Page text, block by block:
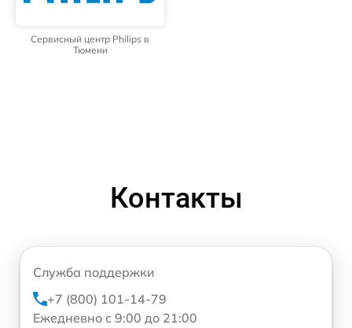
Сервисный центр Philips в
Тюмени
Контакты
Служба поддержки
+7 (800) 101-14-79
Ежедневно с 9:00 до 21:00